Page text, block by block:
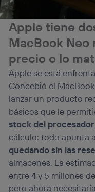
Apple tiene
MacBook Neo
precio o lo
Apple se está
Concebió el
lanzar un producto
básicos que le
stock del procesador
cálculo: todo apunta
quedando sin las
almacenes. La
entre 4 y 5 millones
pero ahora